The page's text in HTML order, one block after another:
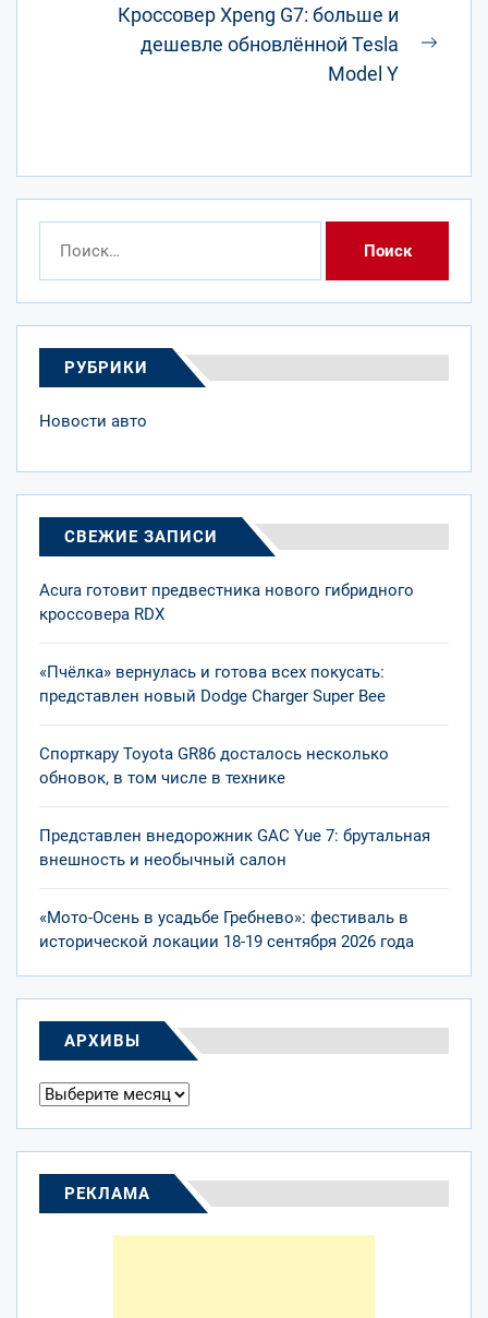
Кроссовер Xpeng G7: больше и
дешевле обновлённой Tesla
Model Y
РУБРИКИ
Новости авто
СВЕЖИЕ ЗАПИСИ
Acura готовит предвестника нового гибридного
кроссовера RDX
«Пчёлка» вернулась и готова всех покусать:
представлен новый Dodge Charger Super Bee
Спорткару Toyota GR86 досталось несколько
обновок, в том числе в технике
Представлен внедорожник GAC Yue 7: брутальная
внешность и необычный салон
«Мото-Осень в усадьбе Гребнево»: фестиваль в
исторической локации 18-19 сентября 2026 года
АРХИВЫ
Архивы
РЕКЛАМА